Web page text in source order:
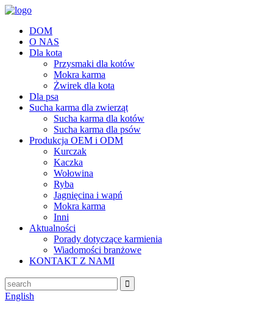
DOM
O NAS
Dla kota
Przysmaki dla kotów
Mokra karma
Żwirek dla kota
Dla psa
Sucha karma dla zwierząt
Sucha karma dla kotów
Sucha karma dla psów
Produkcja OEM i ODM
Kurczak
Kaczka
Wołowina
Ryba
Jagnięcina i wapń
Mokra karma
Inni
Aktualności
Porady dotyczące karmienia
Wiadomości branżowe
KONTAKT Z NAMI
English